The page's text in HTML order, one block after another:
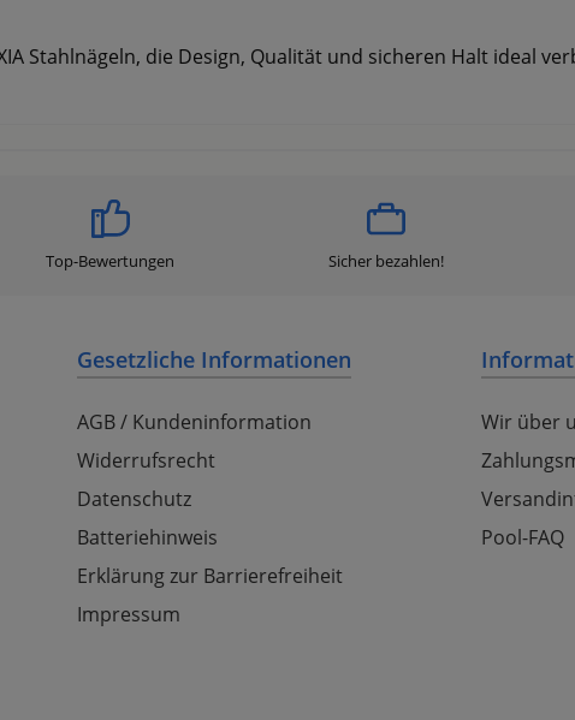
Stahlnägeln, die Design, Qualität und sicheren Halt ideal
Top-Bewertungen Sicher bezahlen!
Gesetzliche Informationen
AGB / Kundeninformation
Widerrufsrecht
Datenschutz
Batteriehinweis
Erklärung zur Barrierefreiheit
Impressum
Wir über
Pool-FAQ